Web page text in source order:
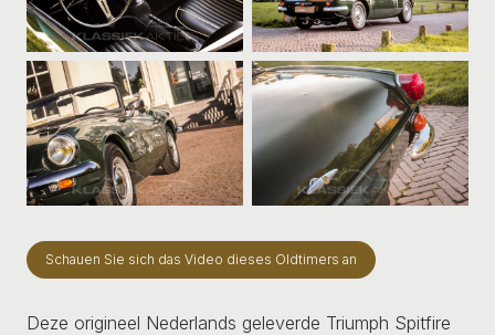
Schauen Sie sich das Video dieses Oldtimers an
Deze origineel Nederlands geleverde Triumph Spitfire